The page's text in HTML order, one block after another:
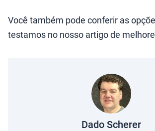
Você também pode conferir as
testamos no nosso artigo de
Dado Scherer